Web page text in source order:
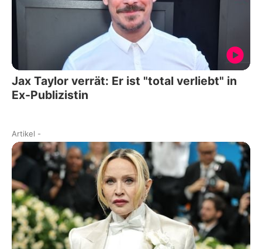
Jax Taylor verrät: Er ist "total verliebt" in
Ex-Publizistin
Artikel -